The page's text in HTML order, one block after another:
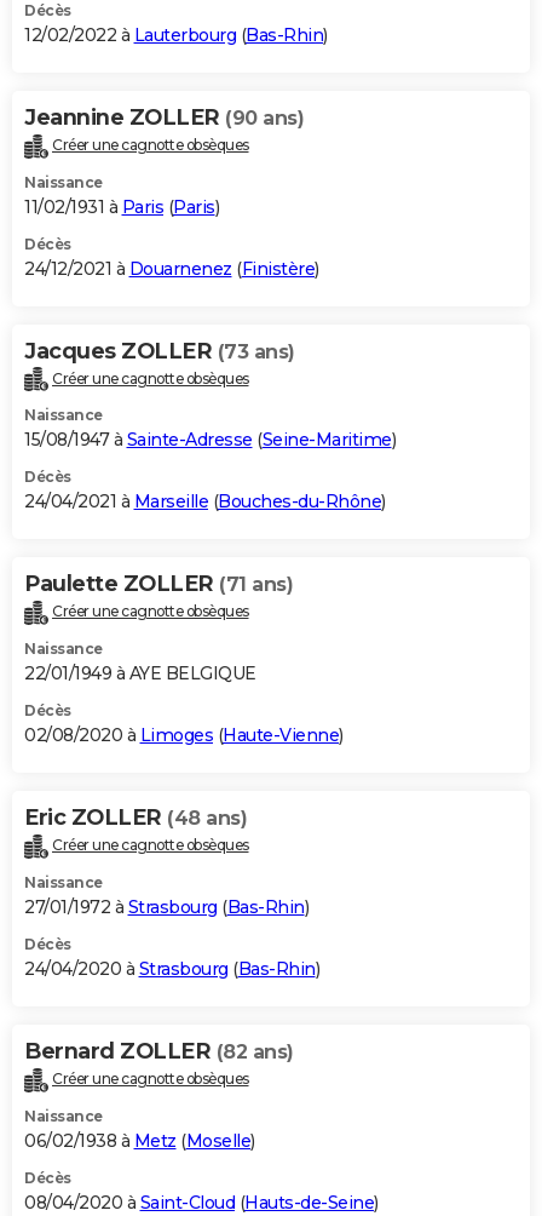
Décès
12/02/2022 à Lauterbourg (Bas-Rhin)
Jeannine ZOLLER (90 ans)
Créer une cagnotte obsèques
Naissance
11/02/1931 à Paris (Paris)
Décès
24/12/2021 à Douarnenez (Finistère)
Jacques ZOLLER (73 ans)
Créer une cagnotte obsèques
Naissance
15/08/1947 à Sainte-Adresse (Seine-Maritime)
Décès
24/04/2021 à Marseille (Bouches-du-Rhône)
Paulette ZOLLER (71 ans)
Créer une cagnotte obsèques
Naissance
22/01/1949 à AYE BELGIQUE
Décès
02/08/2020 à Limoges (Haute-Vienne)
Eric ZOLLER (48 ans)
Créer une cagnotte obsèques
Naissance
27/01/1972 à Strasbourg (Bas-Rhin)
Décès
24/04/2020 à Strasbourg (Bas-Rhin)
Bernard ZOLLER (82 ans)
Créer une cagnotte obsèques
Naissance
06/02/1938 à Metz (Moselle)
Décès
08/04/2020 à Saint-Cloud (Hauts-de-Seine)